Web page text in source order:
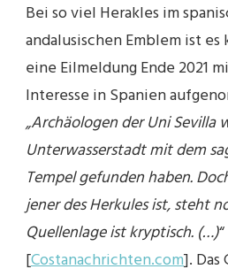
Bei so viel Herakles im
andalusischen Emblem ist es
eine Eilmeldung Ende 2021
Interesse in Spanien
„Archäologen der Uni Sevilla
Unterwasserstadt mit dem
Tempel gefunden haben.
jener des Herkules ist, steht
Quellenlage ist kryptisch. (…)“
[Costanachrichten.com].